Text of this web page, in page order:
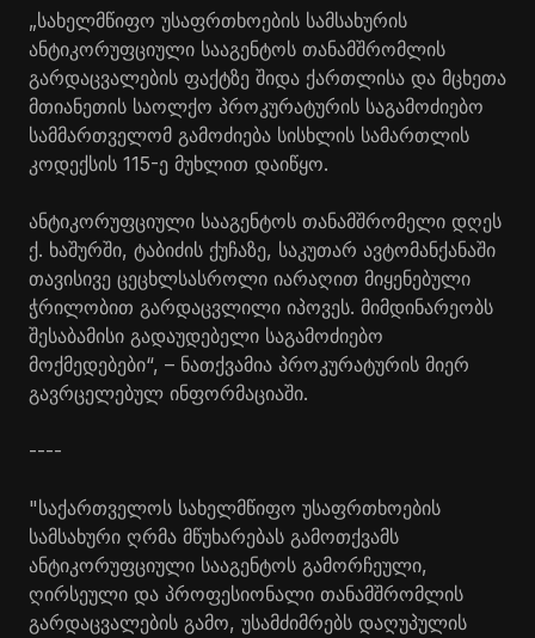
„სახელმწიფო უსაფრთხოების სამსახურის
ანტიკორუფციული სააგენტოს თანამშრომლის
გარდაცვალების ფაქტზე შიდა ქართლისა და მცხეთა
მთიანეთის საოლქო პროკურატურის საგამოძიებო
სამმართველომ გამოძიება სისხლის სამართლის
კოდექსის 115-ე მუხლით დაიწყო.
ანტიკორუფციული სააგენტოს თანამშრომელი დღეს
ქ. ხაშურში, ტაბიძის ქუჩაზე, საკუთარ ავტომანქანაში
თავისივე ცეცხლსასროლი იარაღით მიყენებული
ჭრილობით გარდაცვლილი იპოვეს. მიმდინარეობს
შესაბამისი გადაუდებელი საგამოძიებო
მოქმედებები“, – ნათქვამია პროკურატურის მიერ
გავრცელებულ ინფორმაციაში.
----
"საქართველოს სახელმწიფო უსაფრთხოების
სამსახური ღრმა მწუხარებას გამოთქვამს
ანტიკორუფციული სააგენტოს გამორჩეული,
ღირსეული და პროფესიონალი თანამშრომლის
გარდაცვალების გამო, უსამძიმრებს დაღუპულის